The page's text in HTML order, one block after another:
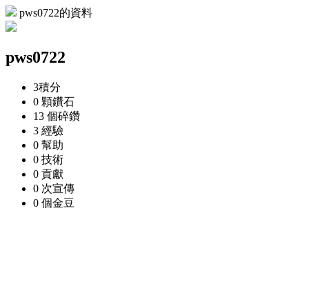
pws0722的資料
pws0722
3積分
0 顆鑽石
13 個碎鑽
3 經驗
0 幫助
0 技術
0 貢獻
0 次宣傳
0 個金豆